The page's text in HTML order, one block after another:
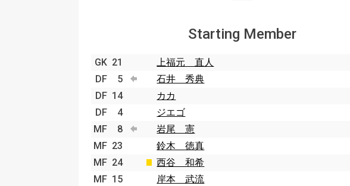
Starting Member
GK 21 上福元 直人
DF 5 石井 秀典
DF 14 カカ
DF 4 ジエゴ
MF 8 岩尾 憲
MF 23 鈴木 徳真
MF 24 西谷 和希
MF 15 岸本 武流